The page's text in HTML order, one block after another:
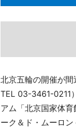
北京五輪の開催が
TEL 03-3461-0211
アム「北京国家体
ーク＆ド・ムーロ